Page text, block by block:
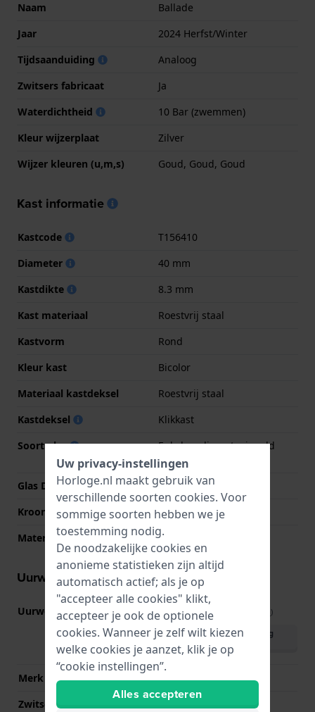
Naam
Ballade
Jaar
2024 Herfst/Winter
Tijdsaanduiding
Analoog
Zwitsers fabricaat
Ja
Waterdichtheid
10 Bar (zwemmen)
Kleur wijzerplaat
Zilver
Wijzer kleuren (u,m,s)
Goud, Goud, Goud
Kast informatie
Kastcode
T156410
Diameter
40 mm
Kastdikte
8.3 mm
Kast materiaal
Roestvrij staal
Kastvorm
Rond
Kleur kast
Bicolor
Materiaal kastdeksel
Roestvrij staal
Kastdeksel
Klikkast
Soort glas
Enkelvoudig ontspiegeld
saffierglas
Glas Diameter
34.00
Kroon
Trek kroon
Materiaal bezel
Roestvrij staal
Uurwerk informatie
Uurwerk nr. F06.111(Bekijk specificaties )
Download handleiding
(English)
Merk uurwerk
ETA
Zwitsers uurwerk
Uw privacy-instellingen
Horloge.nl maakt gebruik van
verschillende soorten cookies. Voor
sommige soorten hebben we je
toestemming nodig.
De noodzakelijke cookies en
anonieme statistieken zijn altijd
automatisch actief; als je op
"accepteer alle cookies" klikt,
accepteer je ook de optionele
cookies. Wanneer je zelf wilt kiezen
welke cookies je aanzet, klik je op
“cookie instellingen”.
Alles accepteren